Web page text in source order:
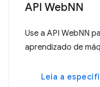
API WebNN
Use a API WebNN
aprendizado de
Leia a